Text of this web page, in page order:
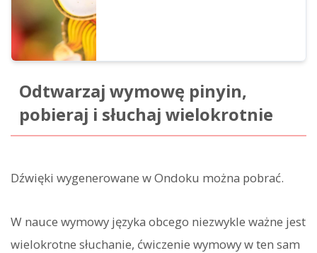
Odtwarzaj wymowę pinyin,
pobieraj i słuchaj wielokrotnie
Dźwięki wygenerowane w Ondoku można pobrać.
W nauce wymowy języka obcego niezwykle ważne jest
wielokrotne słuchanie, ćwiczenie wymowy w ten sam